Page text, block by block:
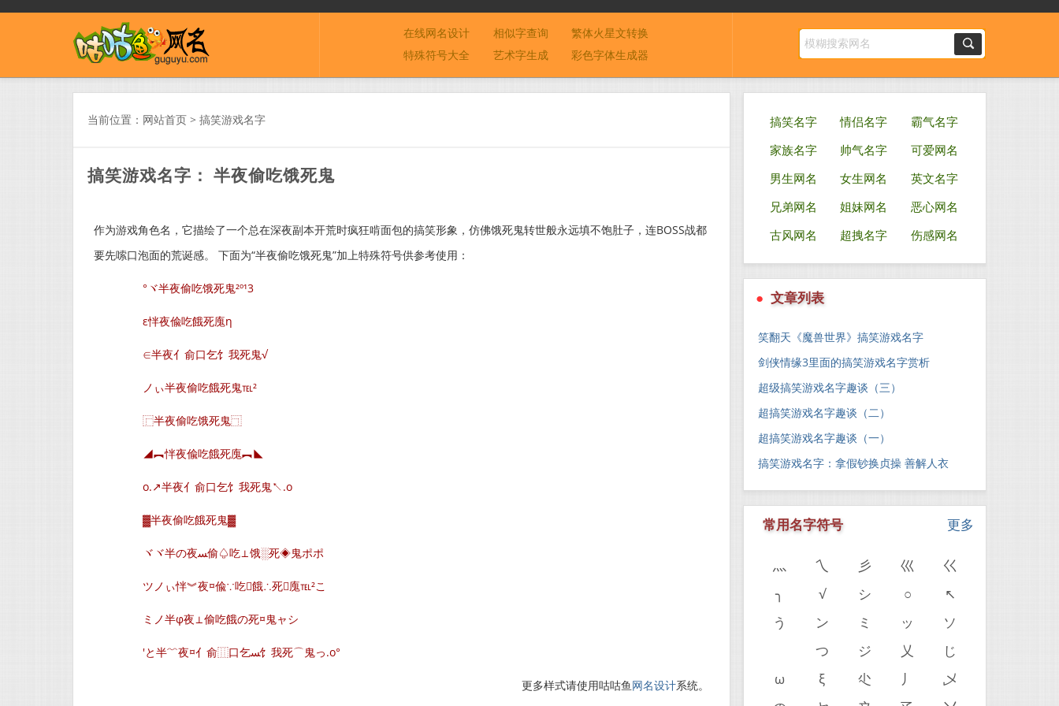
在线网名设计 相似字查询
繁体火星文转换
特殊符号大全
艺术字生成 彩色字体生成器
当前位置： 网站首页 > 搞笑游戏名字
搞笑游戏名字： 半夜偷吃饿死鬼
作为游戏角色名，它描绘了一个总在深夜副本开荒时疯狂啃面包的搞笑形象，仿佛饿死鬼转世般永远填不饱肚子，连BOSS战都
要先嗦口泡面的荒诞感。 下面为“半夜偷吃饿死鬼”加上特殊符号供参考使用：
°ヾ半夜偷吃饿死鬼²º¹3
ε怑夜偸吃餓死廆η
∈半夜亻俞口乞饣我死鬼√
ノぃ半夜偷吃餓死鬼℡²
⿸半夜偷吃饿死鬼⿹
◢︻怑夜偸吃餓死廆︻◣
o.↗半夜亻俞口乞饣我死鬼↖.o
▓半夜偷吃餓死鬼▓
ヾヾ半の夜ﺴ偷♤吃⊥饿░死◈鬼ポポ
ツノぃ怑︾夜¤偸∵吃餓∴死廆℡²こ
ミノ半φ夜⊥偷吃餓の死¤鬼ャシ
′と半﹌夜¤亻俞⿲口乞ﺴ饣我死⌒鬼っ.o°
更多样式请使用咕咕鱼网名设计系统。
搞笑名字 情侣名字
霸气名字
家族名字
帅气名字
可爱网名
男生网名
女生网名
英文名字
兄弟网名
姐妹网名
恶心网名
古风网名
超拽名字 伤感网名
● 文章列表
笑翻天《魔兽世界》搞笑游戏名字
剑侠情缘3里面的搞笑游戏名字赏析
超级搞笑游戏名字趣谈（三）
超搞笑游戏名字趣谈（二）
超搞笑游戏名字趣谈（一）
搞笑游戏名字：拿假钞换贞操 善解人衣
更多
常用名字符号
灬 乀 彡 巛
巜
╮
√ シ ○
↖
う
ン ミ ッ
ソ
つ ジ 乂
じ
ω
ξ 尐 丿
乄